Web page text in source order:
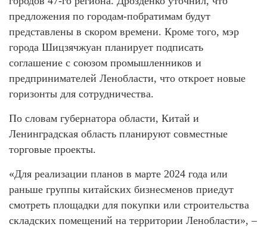
предложения по городам-побратимам будут
представлены в скором времени. Кроме того, мэр
города Шицзячжуан планирует подписать
соглашение с союзом промышленников и
предпринимателей Ленобласти, что откроет новые
горизонты для сотрудничества.
По словам губернатора области, Китай и
Ленинградская область планируют совместные
торговые проекты.
«Для реализации планов в марте 2024 года или
раньше группы китайских бизнесменов приедут
смотреть площадки для покупки или строительства
складских помещений на территории Ленобласти», –